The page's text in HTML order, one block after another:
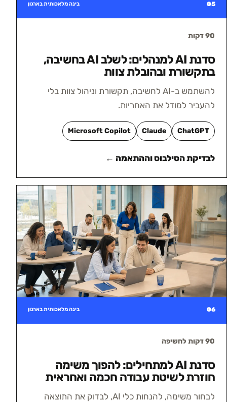
05 בינה מלאכותית בארגון
90 דקות
סדנת AI למנהלים: לשלב AI בחשיבה,
בתקשורת ובהובלת צוות
להשתמש ב-AI לחשיבה, תקשורת וניהול צוות בלי
להעביר למודל את האחריות.
ChatGPT
Claude
Microsoft Copilot
לבדיקת הסילבוס וההתאמה ←
06 בינה מלאכותית בארגון
90 דקות לחשיפה
סדנת AI למתחילים: להפוך משימה
חוזרת לשיטת עבודה חכמה ואחראית
לבחור משימה, להנחות כלי AI, לבדוק את התוצאה